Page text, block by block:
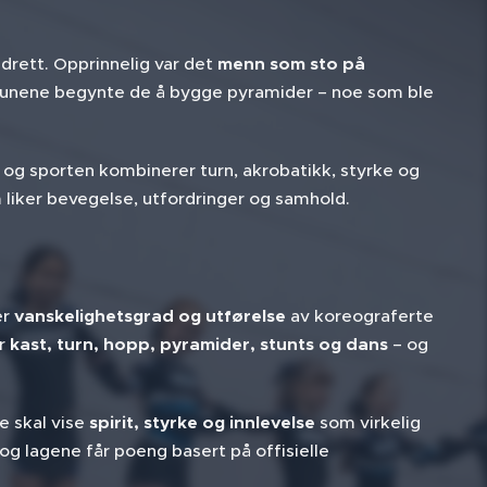
Opprinnelig var det menn som sto på
begynte de å bygge pyramider – noe som ble
og sporten kombinerer turn, akrobatikk, styrke og
bevegelse, utfordringer og samhold.
vanskelighetsgrad og utførelse av koreograferte
kast, turn, hopp, pyramider, stunts og dans – og
skal vise spirit, styrke og innlevelse som virkelig
lagene får poeng basert på offisielle